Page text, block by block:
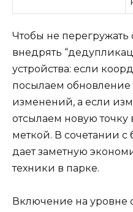
Чтобы не перегружать
внедрять
устройства: если
посылаем обновление
изменений, а если
отсылаем новую
меткой. В сочетании
дает заметную
техники в парке.
Включение на уровне